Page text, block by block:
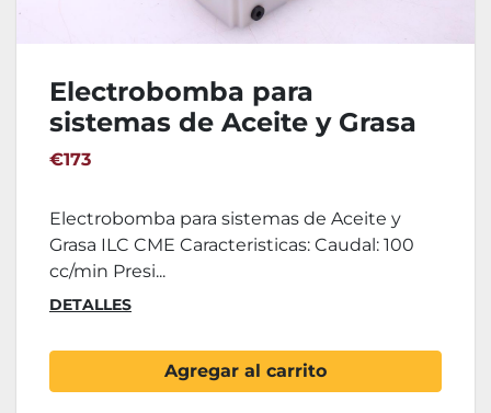
Electrobomba para
sistemas de Aceite y Grasa
ILC CME
€173
Electrobomba para sistemas de Aceite y
Grasa ILC CME Caracteristicas: Caudal: 100
cc/min Presi...
DETALLES
Agregar al carrito